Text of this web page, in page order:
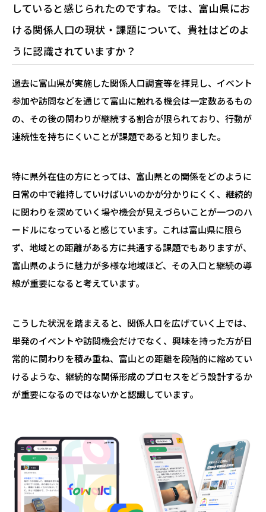
していると感じられたのですね。では、富山県にお
ける関係人口の現状・課題について、貴社はどのよ
うに認識されていますか？
過去に富山県が実施した関係人口調査等を拝見し、イベント
参加や訪問などを通じて富山に触れる機会は一定数あるもの
の、その後の関わりが継続する割合が限られており、行動が
連続性を持ちにくいことが課題であると知りました。
特に県外在住の方にとっては、富山県との関係をどのように
日常の中で維持していけばいいのかが分かりにくく、継続的
に関わりを深めていく場や機会が見えづらいことが一つのハ
ードルになっていると感じています。これは富山県に限ら
ず、地域との距離がある方に共通する課題でもありますが、
富山県のように魅力が多様な地域ほど、その入口と継続の導
線が重要になると考えています。
こうした状況を踏まえると、関係人口を広げていく上では、
単発のイベントや訪問機会だけでなく、興味を持った方が日
常的に関わりを積み重ね、富山との距離を段階的に縮めてい
けるような、継続的な関係形成のプロセスをどう設計するか
が重要になるのではないかと認識しています。